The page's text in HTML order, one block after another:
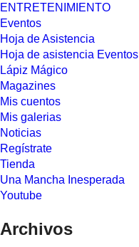
ENTRETENIMIENTO
Eventos
Hoja de Asistencia
Hoja de asistencia Eventos
Lápiz Mágico
Magazines
Mis cuentos
Mis galerias
Noticias
Regístrate
Tienda
Una Mancha Inesperada
Youtube
Archivos